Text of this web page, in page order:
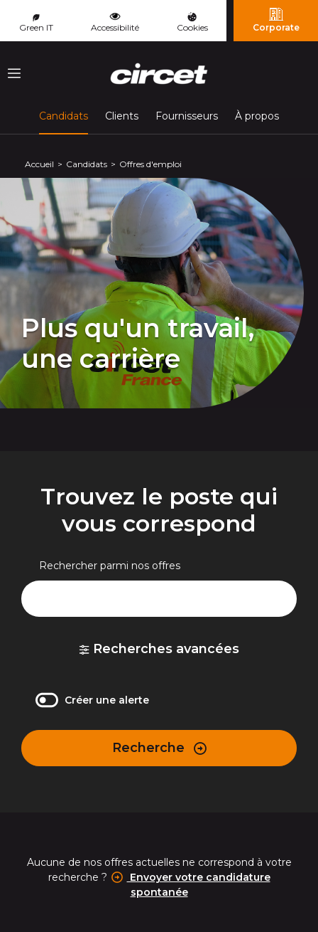
Green IT Accessibilité Cookies Corporate
Menu
Candidats(page courante)
Clients Fournisseurs À propos
Accueil Candidats Offres d'emploi
Plus qu'un travail,
une carrière
Trouvez le poste qui
vous correspond
Rechercher parmi nos offres
Recherches avancées
Créer une alerte
Recherche
Aucune de nos offres actuelles ne correspond à votre
recherche ?
Envoyer votre candidature
spontanée